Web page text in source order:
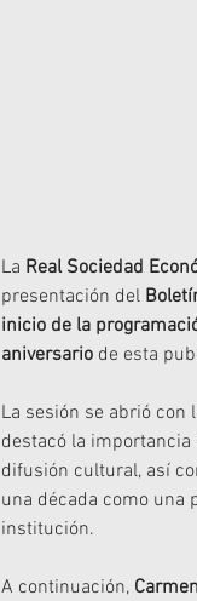
La Real Sociedad
presentación del
inicio de la
aniversario de esta
La sesión se abrió con
destacó la
difusión cultural, así
una década como una
institución.
A continuación,